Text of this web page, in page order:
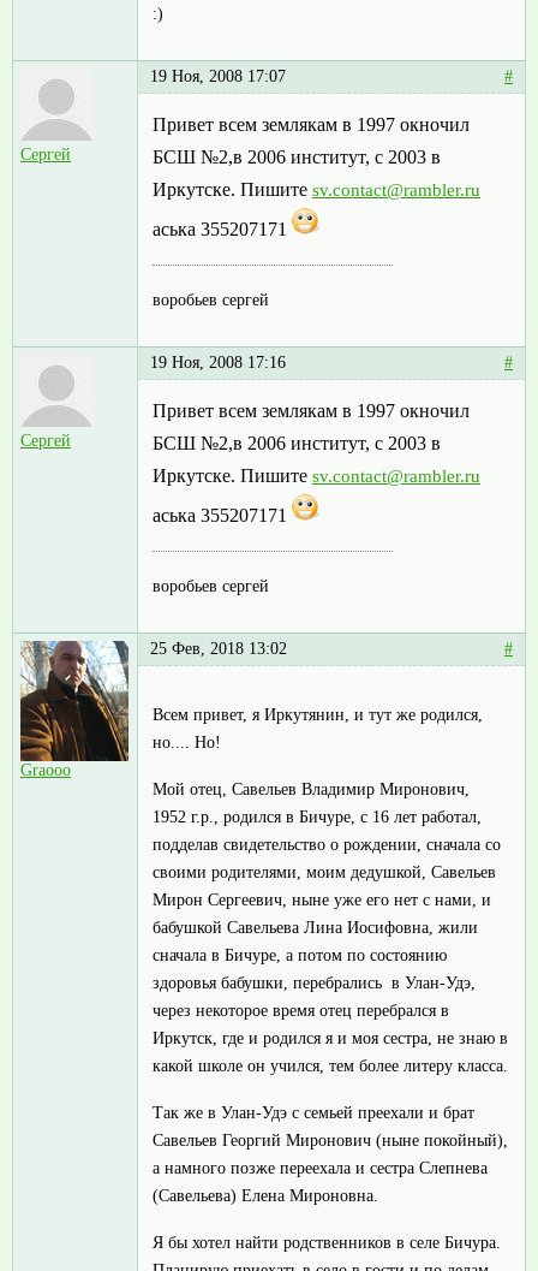
:)
Сергей
19 Ноя, 2008 17:07 #
Привет всем землякам в 1997 окночил
БСШ №2,в 2006 институт, с 2003 в
Иркутске. Пишите sv.contact@rambler.ru
аська 355207171
воробьев сергей
Сергей
19 Ноя, 2008 17:16 #
Привет всем землякам в 1997 окночил
БСШ №2,в 2006 институт, с 2003 в
Иркутске. Пишите sv.contact@rambler.ru
аська 355207171
воробьев сергей
Graooo
25 Фев, 2018 13:02 #
Всем привет, я Иркутянин, и тут же родился,
но.... Но!
Мой отец, Савельев Владимир Миронович,
1952 г.р., родился в Бичуре, с 16 лет работал,
подделав свидетельство о рождении, сначала со
своими родителями, моим дедушкой, Савельев
Мирон Сергеевич, ныне уже его нет с нами, и
бабушкой Савельева Лина Иосифовна, жили
сначала в Бичуре, а потом по состоянию
здоровья бабушки, перебрались в Улан-Удэ,
через некоторое время отец перебрался в
Иркутск, где и родился я и моя сестра, не знаю в
какой школе он учился, тем более литеру класса.
Так же в Улан-Удэ с семьей преехали и брат
Савельев Георгий Миронович (ныне покойный),
а намного позже переехала и сестра Слепнева
(Савельева) Елена Мироновна.
Я бы хотел найти родственников в селе Бичура.